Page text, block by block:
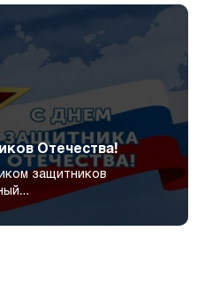
Отечества!
защитников